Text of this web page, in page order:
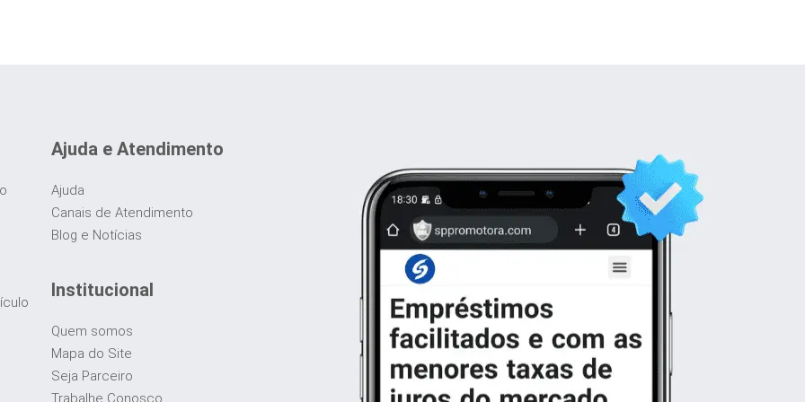
Ajuda e Atendimento
Ajuda
Canais de Atendimento
Blog e Notícias
Institucional
Quem somos
Mapa do Site
Seja Parceiro
Trabalhe Conosco